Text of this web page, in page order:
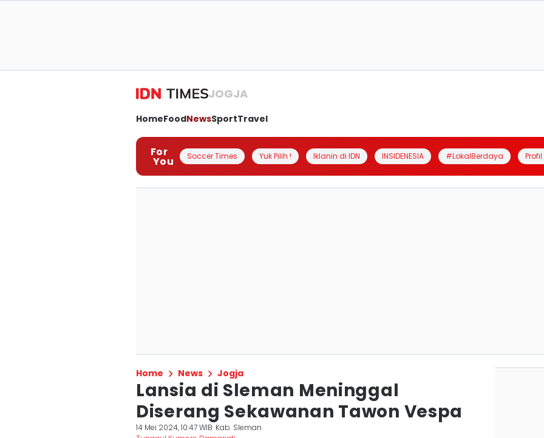
JOGJA
HomeFoodNewsSportTravel
For
You Soccer Times Yuk Pilih ! Iklanin di IDN INSIDENESIA #LokalBerdaya
Home News Jogja
Lansia di Sleman Meninggal
Diserang Sekawanan Tawon Vespa
14 Mei 2024, 10:47 WIB Kab. Sleman